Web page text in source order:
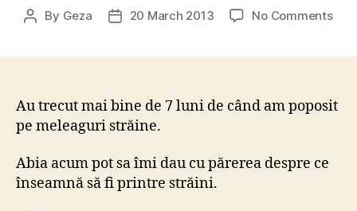
Post
By Geza
Post20 March 2013 No Commentson
de
Au trecut mai bine de 7 luni de când am poposit
pe meleaguri străine.
Abia acum pot sa îmi dau cu părerea despre ce
înseamnă să fi printre străini.